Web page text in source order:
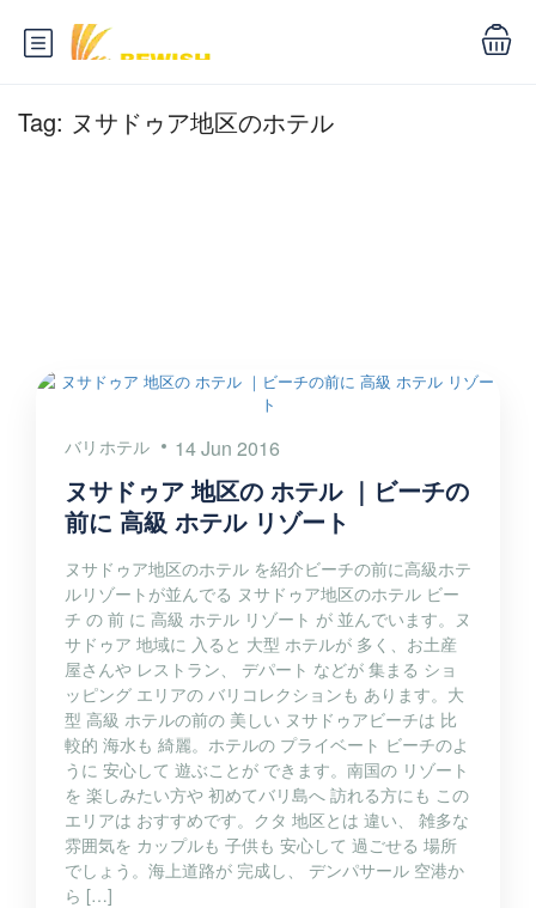
Tag: ヌサドゥア地区のホテル
バリホテル 14 Jun 2016
ヌサドゥア 地区の ホテル ｜ビーチの
前に 高級 ホテル リゾート
ヌサドゥア地区のホテル を紹介ビーチの前に高級ホテ
ルリゾートが並んでる ヌサドゥア地区のホテル ビー
チ の 前 に 高級 ホテル リゾート が 並んでいます。ヌ
サドゥア 地域に 入ると 大型 ホテルが 多く、お土産
屋さんや レストラン、 デパート などが 集まる ショ
ッピング エリアの バリコレクションも あります。大
型 高級 ホテルの前の 美しい ヌサドゥアビーチは 比
較的 海水も 綺麗。ホテルの プライベート ビーチのよ
うに 安心して 遊ぶことが できます。南国の リゾート
を 楽しみたい方や 初めてバリ島へ 訪れる方にも この
エリアは おすすめです。クタ 地区とは 違い、 雑多な
雰囲気を カップルも 子供も 安心して 過ごせる 場所
でしょう。海上道路が 完成し、 デンパサール 空港か
ら […]